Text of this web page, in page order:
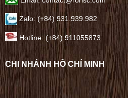
Zalo: (+84) 931.939.982
Hotline: (+84) 911055873
CHI NHÁNH HỒ CHÍ MINH